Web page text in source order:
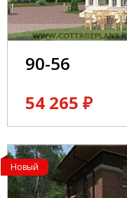
90-56
54 265 ₽
Новый